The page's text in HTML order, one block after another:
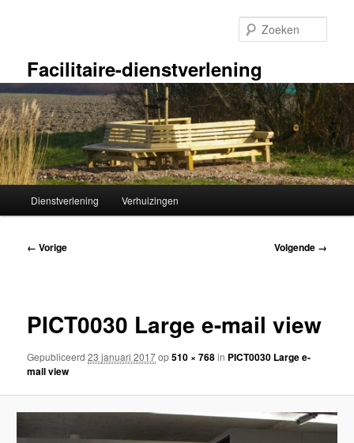
inhoudFacilitaire-dienstverlening
Dienstverlening Verhuizingen
Afbeeldingsnavigatie
← Vorige Volgende →
PICT0030 Large e-mail view
Gepubliceerd23 januari 2017op510 × 768in PICT0030 Large e-
mail view